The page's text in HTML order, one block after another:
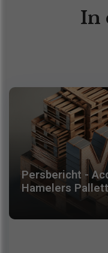
In
Persbericht -
Hamelers